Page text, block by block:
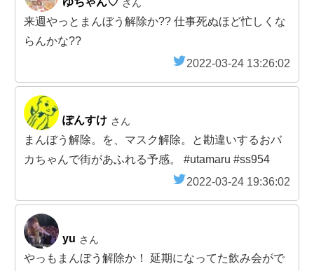
さん
来週やっとまんぼう解除か?? 仕事死ぬほど忙しくな
らんかな??
2022-03-24 13:26:02
ぽんすけ さん
まんぼう解除。を、マスク解除。と勘違いするおバ
カちゃんで街があふれる予感。 #utamaru #ss954
2022-03-24 19:36:02
yu さん
やっもまんぼう解除か！ 延期になってた飲み会がで